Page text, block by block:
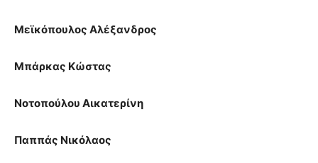
Μεϊκόπουλος Αλέξανδρος
Μπάρκας Κώστας
Νοτοπούλου Αικατερίνη
Παππάς Νικόλαος